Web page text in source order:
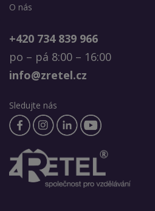
O nás
+420 734 839 966
po – pá 8:00 – 16:00
info@zretel.cz
Sledujte nás